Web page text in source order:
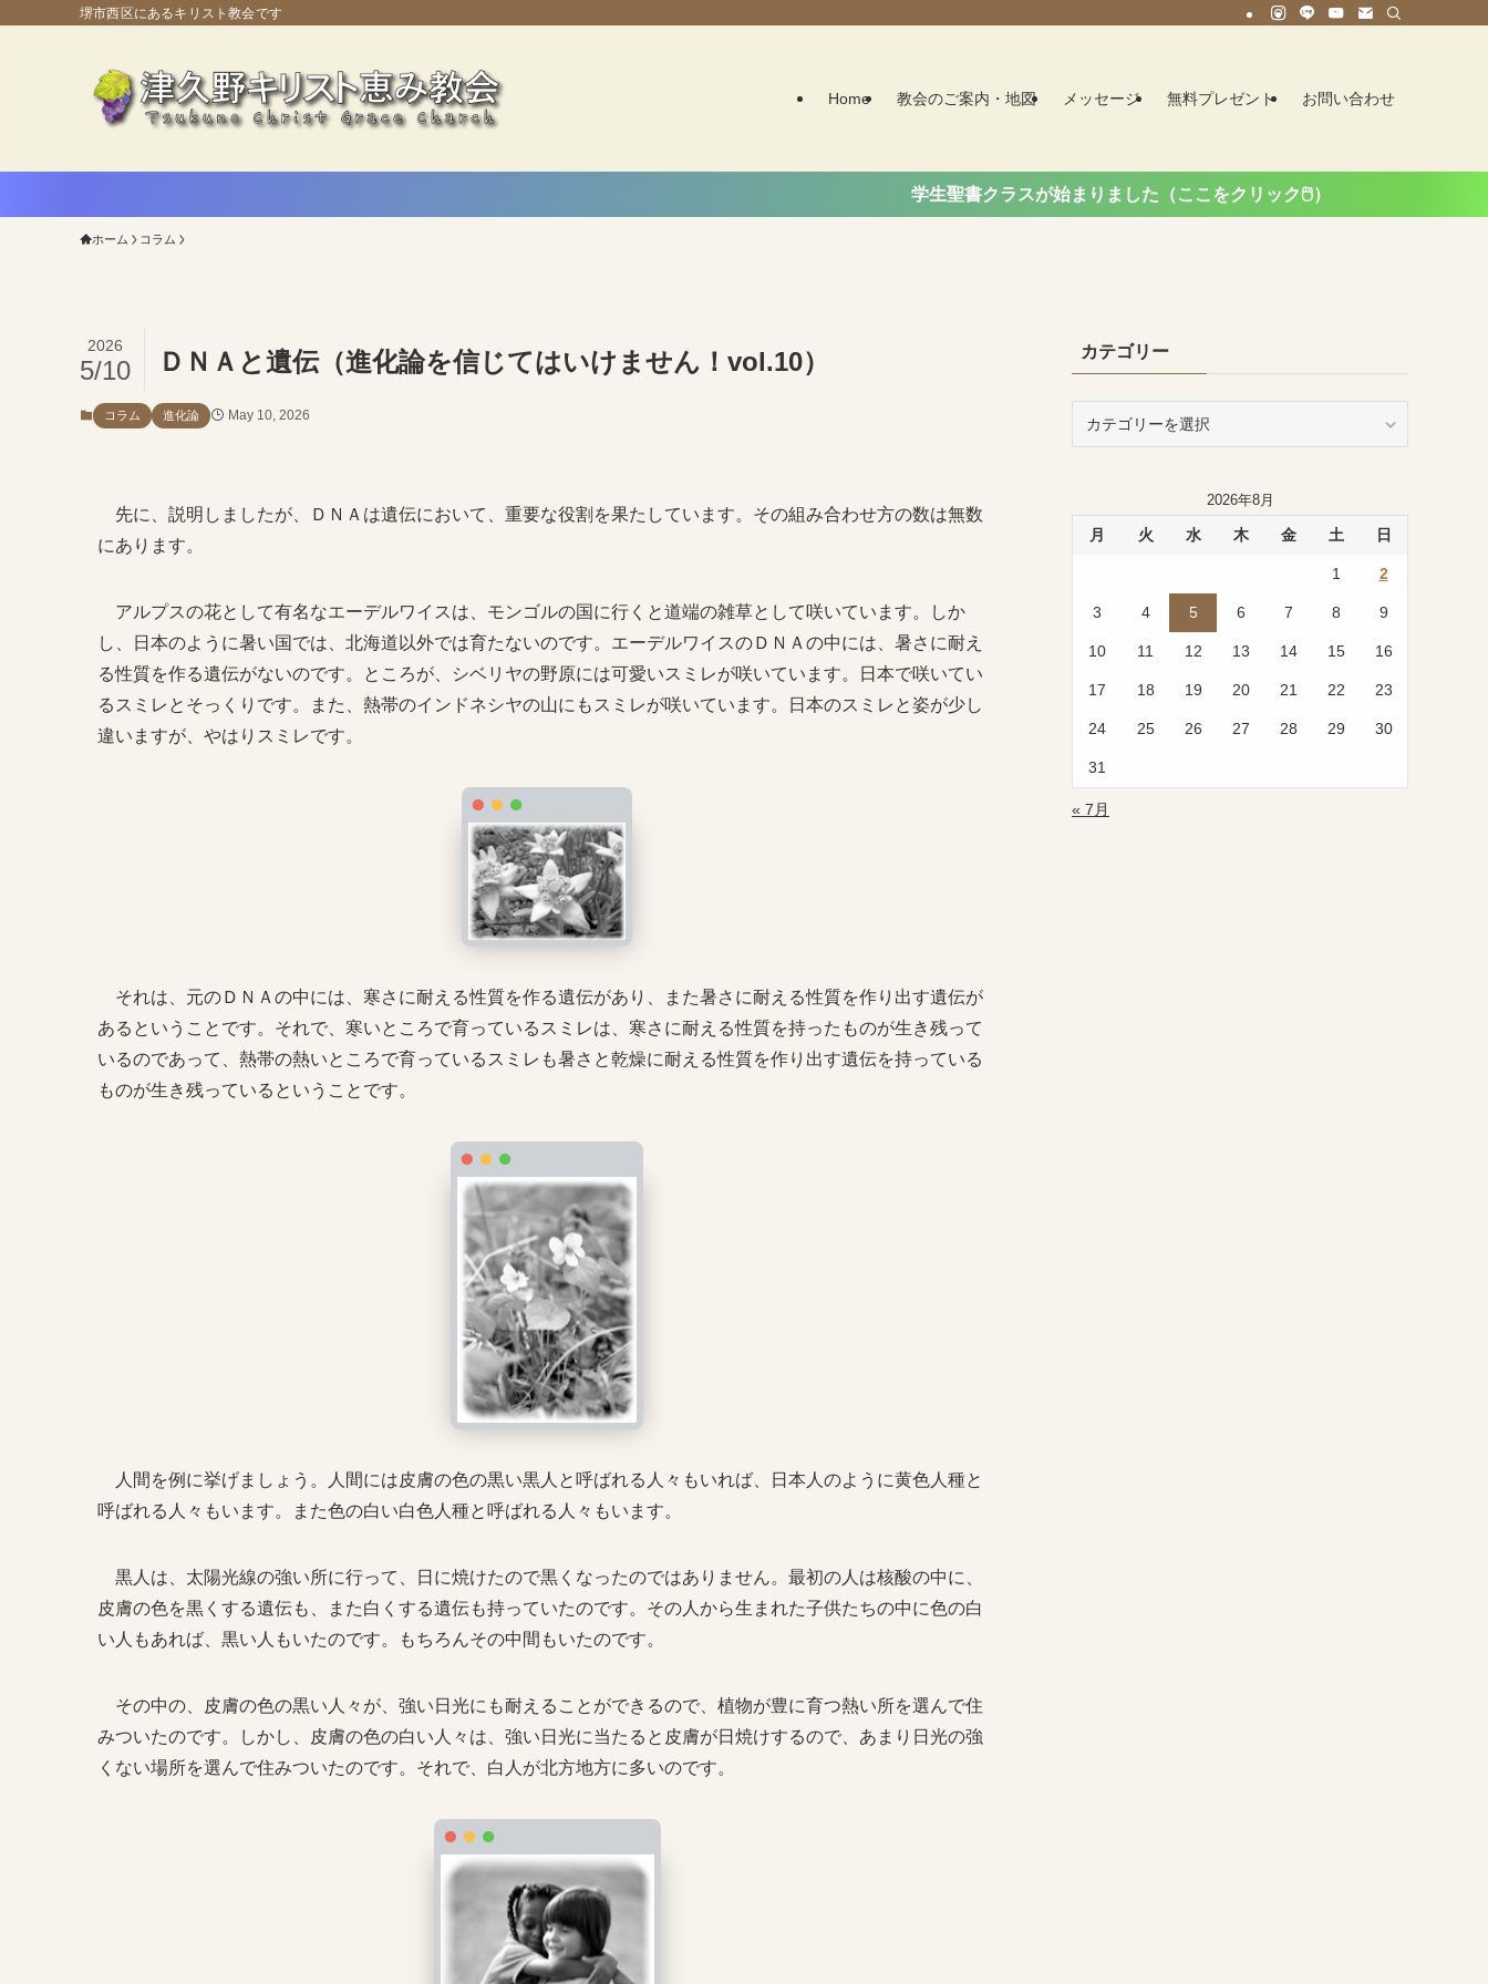
堺市西区にあるキリスト教会です
Home 教会のご案内・地図 メッセージ 無料プレゼント お問い合わせ
学生聖書クラスが始まりました（ここをクリック🖱️）
ホーム コラム
ＤＮＡと遺伝（進化論を信じてはいけません！vol.10）
2026
5/10
コラム 進化論 May 10, 2026
先に、説明しましたが、ＤＮＡは遺伝において、重要な役割を果たしています。その組み合わせ方の数は無数
にあります。
アルプスの花として有名なエーデルワイスは、モンゴルの国に行くと道端の雑草として咲いています。しか
し、日本のように暑い国では、北海道以外では育たないのです。エーデルワイスのＤＮＡの中には、暑さに耐え
る性質を作る遺伝がないのです。ところが、シベリヤの野原には可愛いスミレが咲いています。日本で咲いてい
るスミレとそっくりです。また、熱帯のインドネシヤの山にもスミレが咲いています。日本のスミレと姿が少し
違いますが、やはりスミレです。
それは、元のＤＮＡの中には、寒さに耐える性質を作る遺伝があり、また暑さに耐える性質を作り出す遺伝が
あるということです。それで、寒いところで育っているスミレは、寒さに耐える性質を持ったものが生き残って
いるのであって、熱帯の熱いところで育っているスミレも暑さと乾燥に耐える性質を作り出す遺伝を持っている
ものが生き残っているということです。
人間を例に挙げましょう。人間には皮膚の色の黒い黒人と呼ばれる人々もいれば、日本人のように黄色人種と
呼ばれる人々もいます。また色の白い白色人種と呼ばれる人々もいます。
黒人は、太陽光線の強い所に行って、日に焼けたので黒くなったのではありません。最初の人は核酸の中に、
皮膚の色を黒くする遺伝も、また白くする遺伝も持っていたのです。その人から生まれた子供たちの中に色の白
い人もあれば、黒い人もいたのです。もちろんその中間もいたのです。
その中の、皮膚の色の黒い人々が、強い日光にも耐えることができるので、植物が豊に育つ熱い所を選んで住
みついたのです。しかし、皮膚の色の白い人々は、強い日光に当たると皮膚が日焼けするので、あまり日光の強
くない場所を選んで住みついたのです。それで、白人が北方地方に多いのです。
カテゴリー
2026年8月
月 火 水 木 金 土 日
1 2
3 4 5 6 7 8 9
10 11 12 13 14 15 16
17 18 19 20 21 22 23
24 25 26 27 28 29 30
31
« 7月